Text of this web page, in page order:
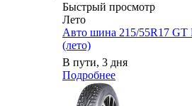
Быстрый просмотр
Лето
Авто шина 215/55R17 GT
(лето)
В пути, 3 дня
Подробнее